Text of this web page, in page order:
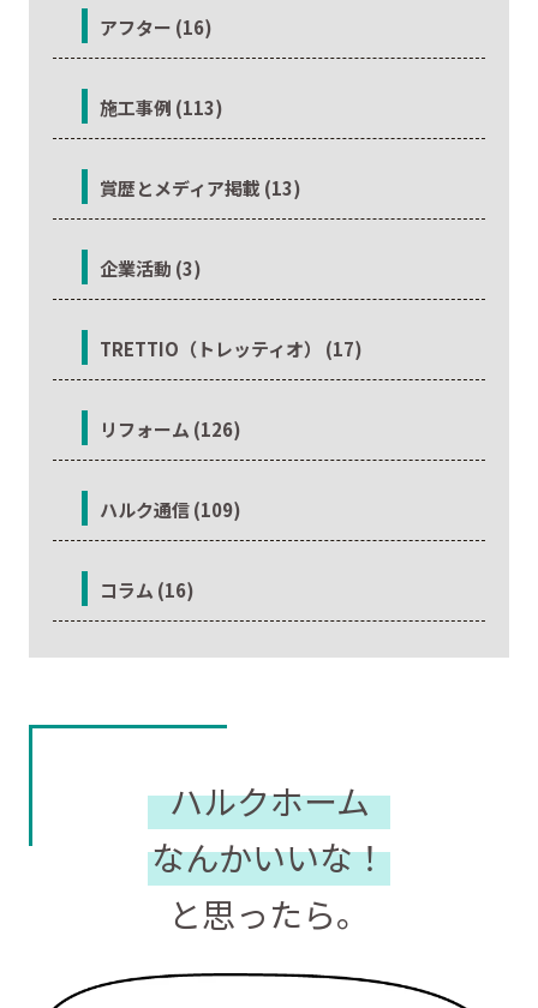
アフター (16)
施工事例 (113)
賞歴とメディア掲載 (13)
企業活動 (3)
TRETTIO（トレッティオ） (17)
リフォーム (126)
ハルク通信 (109)
コラム (16)
ハルクホーム
なんかいいな！
と思ったら。